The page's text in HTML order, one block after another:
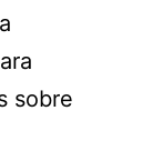
sobre